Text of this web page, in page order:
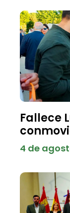
Fallece
4 de